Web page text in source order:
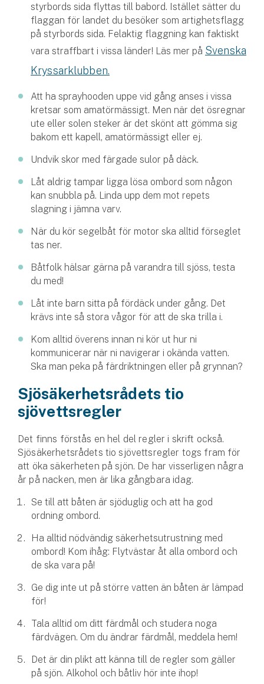
Drönarförsäkring
För förmedlare
Gruppförsäkringar
Försäkring via förmedlare
Se alla försäkringar
styrbords sida flyttas till babord. Istället sätter du
flaggan för landet du besöker som artighetsflagg
på styrbords sida. Felaktig flaggning kan faktiskt
vara straffbart i vissa länder! Läs mer på Svenska
Kryssarklubben.
Att ha sprayhooden uppe vid gång anses i vissa
kretsar som amatörmässigt. Men när det ösregnar
ute eller solen steker är det skönt att gömma sig
bakom ett kapell, amatörmässigt eller ej.
Undvik skor med färgade sulor på däck.
Låt aldrig tampar ligga lösa ombord som någon
kan snubbla på. Linda upp dem mot repets
slagning i jämna varv.
När du kör segelbåt för motor ska alltid förseglet
tas ner.
Båtfolk hälsar gärna på varandra till sjöss, testa
du med!
Låt inte barn sitta på fördäck under gång. Det
krävs inte så stora vågor för att de ska trilla i.
Kom alltid överens innan ni kör ut hur ni
kommunicerar när ni navigerar i okända vatten.
Ska man peka på färdriktningen eller på grynnan?
Sjösäkerhetsrådets tio
sjövettsregler
Det finns förstås en hel del regler i skrift också.
Sjösäkerhetsrådets tio sjövettsregler togs fram för
att öka säkerheten på sjön. De har visserligen några
år på nacken, men är lika gångbara idag.
Se till att båten är sjöduglig och att ha god
ordning ombord.
Ha alltid nödvändig säkerhetsutrustning med
ombord! Kom ihåg: Flytvästar åt alla ombord och
de ska vara på!
Ge dig inte ut på större vatten än båten är lämpad
för!
Tala alltid om ditt färdmål och studera noga
färdvägen. Om du ändrar färdmål, meddela hem!
Det är din plikt att känna till de regler som gäller
på sjön. Alkohol och båtliv hör inte ihop!